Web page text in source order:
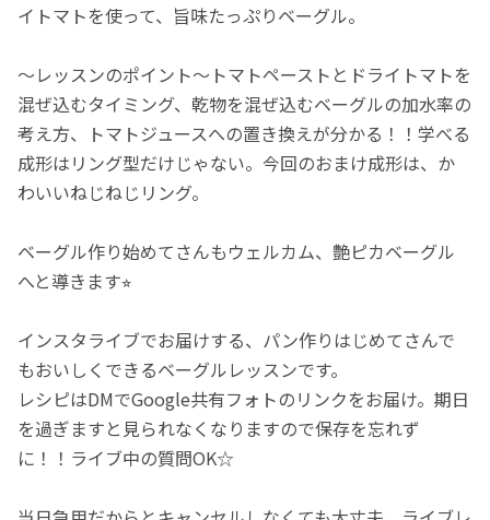
イトマトを使って、旨味たっぷりベーグル。
〜レッスンのポイント〜トマトペーストとドライトマトを
混ぜ込むタイミング、乾物を混ぜ込むベーグルの加水率の
考え方、トマトジュースへの置き換えが分かる！！学べる
成形はリング型だけじゃない。今回のおまけ成形は、か
わいいねじねじリング。
ベーグル作り始めてさんもウェルカム、艶ピカベーグル
へと導きます⭐︎
インスタライブでお届けする、パン作りはじめてさんで
もおいしくできるベーグルレッスンです。
レシピはDMでGoogle共有フォトのリンクをお届け。期日
を過ぎますと見られなくなりますので保存を忘れず
に！！ライブ中の質問OK☆